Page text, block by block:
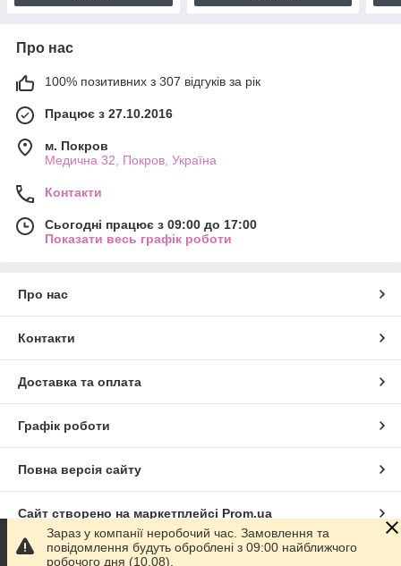
Про нас
100% позитивних з 307 відгуків за рік
Працює з 27.10.2016
м. Покров
Медична 32, Покров, Україна
Контакти
Сьогодні працює з 09:00 до 17:00
Показати весь графік роботи
Про нас
Контакти
Доставка та оплата
Графік роботи
Повна версія сайту
Сайт створено на маркетплейсі Prom.ua
Політика конфіденційності
Зараз у компанії неробочий час. Замовлення та
повідомлення будуть оброблені з 09:00 найближчого
робочого дня (10.08).